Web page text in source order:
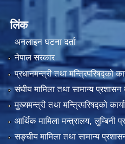
लिंक
अनलाइन घटना दर्ता
नेपाल सरकार
प्रधानमन्त्री तथा मन्त्रिपरिषद्को
संघीय मामिला तथा सामान्य प्रशासन
मुख्यमन्त्री तथा मन्त्रिपरिषद्को
आर्थिक मामिला मन्त्रालय, लुम्बिनी
सङ्घीय मामिला तथा सामान्य